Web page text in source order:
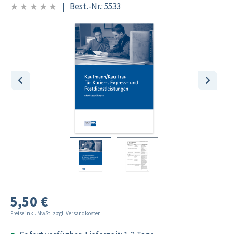
★ ★ ★ ★ ★ | Best.-Nr.: 5533
Bildergalerie überspringen
5,50 €
Preise inkl. MwSt. zzgl. Versandkosten